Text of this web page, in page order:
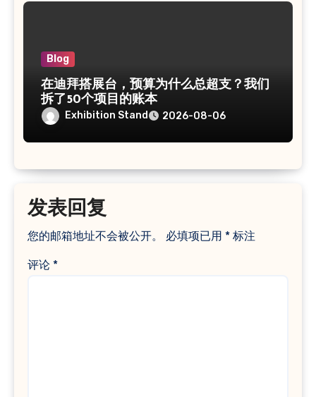
Blog
在迪拜搭展台，预算为什么总超支？我们
拆了50个项目的账本
Exhibition Stand 2026-08-06
发表回复
您的邮箱地址不会被公开。 必填项已用 * 标注
评论 *